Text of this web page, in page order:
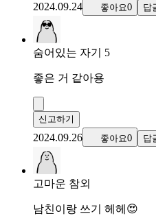
2024.09.24 좋아요0 답
숨어있는 자기 5
좋은 거 같아용
신고하기
2024.09.26 좋아요0 답
고마운 참외
남친이랑 쓰기 헤헤😍